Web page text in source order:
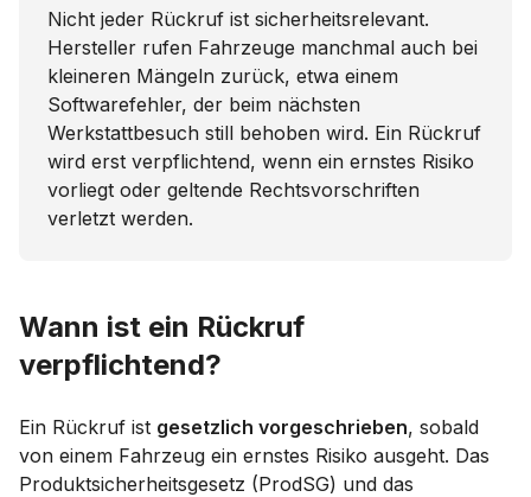
Nicht jeder Rückruf ist sicherheitsrelevant.
Hersteller rufen Fahrzeuge manchmal auch bei
kleineren Mängeln zurück, etwa einem
Softwarefehler, der beim nächsten
Werkstattbesuch still behoben wird. Ein Rückruf
wird erst verpflichtend, wenn ein ernstes Risiko
vorliegt oder geltende Rechtsvorschriften
verletzt werden.
Wann ist ein Rückruf
verpflichtend?
Ein Rückruf ist gesetzlich vorgeschrieben, sobald
von einem Fahrzeug ein ernstes Risiko ausgeht. Das
Produktsicherheitsgesetz (ProdSG) und das